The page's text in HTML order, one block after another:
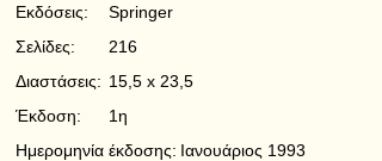
Εκδόσεις:
Springer
Σελίδες:
216
Διαστάσεις: 15,5 x 23,5
Έκδοση:
1η
Ημερομηνία έκδοσης: Ιανουάριος 1993